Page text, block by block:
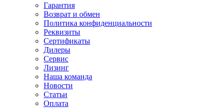
Гарантия
Возврат и обмен
Политика конфиденциальности
Реквизиты
Сертификаты
Дилеры
Сервис
Лизинг
Наша команда
Новости
Статьи
Оплата